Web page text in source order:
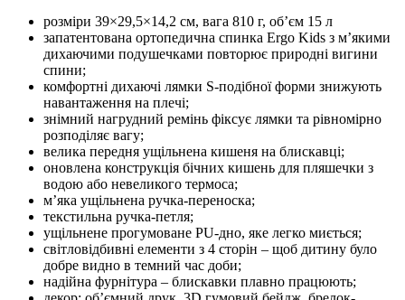
розміри 39×29,5×14,2 см, вага 810 г, об’єм 15 л
запатентована ортопедична спинка Ergo Kids з м’якими
дихаючими подушечками повторює природні вигини
спини;
комфортні дихаючі лямки S-подібної форми знижують
навантаження на плечі;
знімний нагрудний ремінь фіксує лямки та рівномірно
розподіляє вагу;
велика передня ущільнена кишеня на блискавці;
оновлена конструкція бічних кишень для пляшечки з
водою або невеликого термоса;
м’яка ущільнена ручка-переноска;
текстильна ручка-петля;
ущільнене прогумоване PU-дно, яке легко миється;
світловідбивні елементи з 4 сторін – щоб дитину було
добре видно в темний час доби;
надійна фурнітура – блискавки плавно працюють;